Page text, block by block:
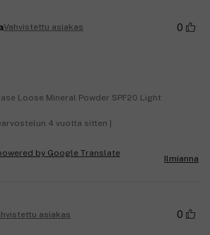
Vahvistettu asiakas 0
Loose Mineral Powder SPF20 Light
4 vuotta sitten |
Ilmianna
asiakas 0